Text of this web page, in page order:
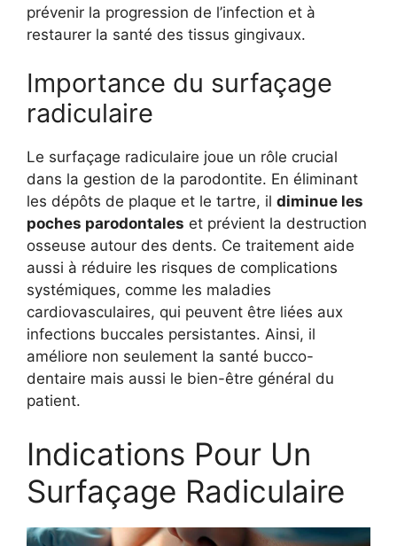
prévenir la progression de l’infection et à
restaurer la santé des tissus gingivaux.
Importance du surfaçage
radiculaire
Le surfaçage radiculaire joue un rôle crucial
dans la gestion de la parodontite. En éliminant
les dépôts de plaque et le tartre, il diminue les
poches parodontales et prévient la destruction
osseuse autour des dents. Ce traitement aide
aussi à réduire les risques de complications
systémiques, comme les maladies
cardiovasculaires, qui peuvent être liées aux
infections buccales persistantes. Ainsi, il
améliore non seulement la santé bucco-
dentaire mais aussi le bien-être général du
patient.
Indications Pour Un
Surfaçage Radiculaire